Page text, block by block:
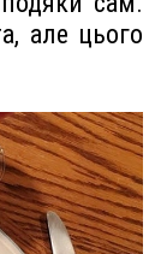
але цього